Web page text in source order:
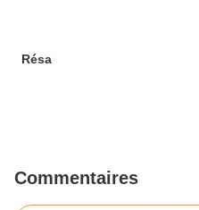
Résa
Commentaires